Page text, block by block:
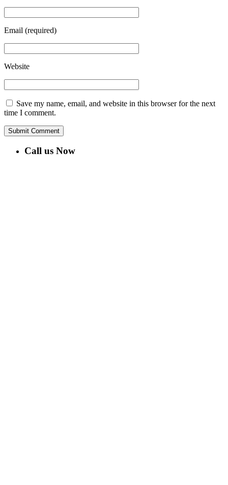
Email (required)
Website
Save my name, email, and website in this browser for the next
time I comment.
Call us Now